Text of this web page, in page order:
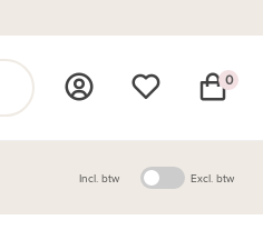
0
Incl. btw Excl. btw